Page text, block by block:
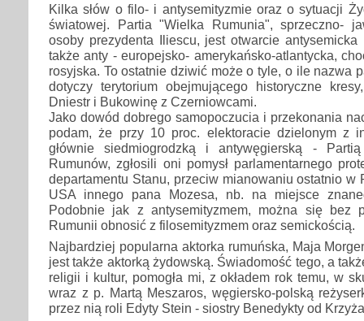
Kilka słów o filo- i antysemityzmie oraz o sytuacji
światowej. Partia "Wielka Rumunia", sprzeczno-
osoby prezydenta Iliescu, jest otwarcie
także anty - europejsko- amerykańsko-atlantycka,
rosyjska. To ostatnie dziwić może o tyle, o ile nazwa
dotyczy terytorium obejmującego historyczne
Dniestr i Bukowinę z Czerniowcami.
Jako dowód dobrego samopoczucia i przekonania
podam, że przy 10 proc. elektoracie dzielonym z
głównie siedmiogrodzką i antywęgierską -
Rumunów, zgłosili oni pomysł parlamentarnego
departamentu Stanu, przeciw mianowaniu ostatnio w
USA innego pana Mozesa, nb. na miejsce
Podobnie jak z antysemityzmem, można się bez
Rumunii obnosić z filosemityzmem oraz semickością.
Najbardziej popularna aktorka rumuńska, Maja
jest także aktorką żydowską. Świadomość tego, a
religii i kultur, pomogła mi, z okładem rok temu, w
wraz z p. Martą Meszaros, węgiersko-polską
przez nią roli Edyty Stein - siostry Benedykty od